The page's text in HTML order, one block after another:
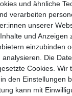
und ähnliche
verarbeiten
unserer
und Anzeigen
einzubinden
analysieren. Die
Cookies. Wir
den Einstellungen
kann mit